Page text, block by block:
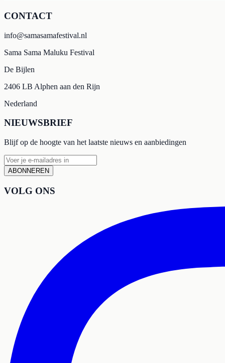
CONTACT
info@samasamafestival.nl
Sama Sama Maluku Festival
De Bijlen
2406 LB Alphen aan den Rijn
Nederland
NIEUWSBRIEF
Blijf op de hoogte van het laatste nieuws en aanbiedingen
ABONNEREN
VOLG ONS